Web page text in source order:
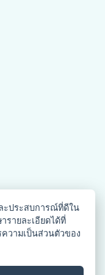
ะประสบการณ์ที่ดีใน
ายละเอียดได้ที่
วามเป็นส่วนตัวของ